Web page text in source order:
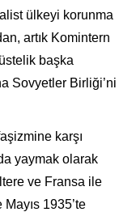
ülkeyi korunma
artık Komintern
başka
Sovyetler Birliği’ni
karşı
yaymak olarak
ve Fransa ile
1935’te